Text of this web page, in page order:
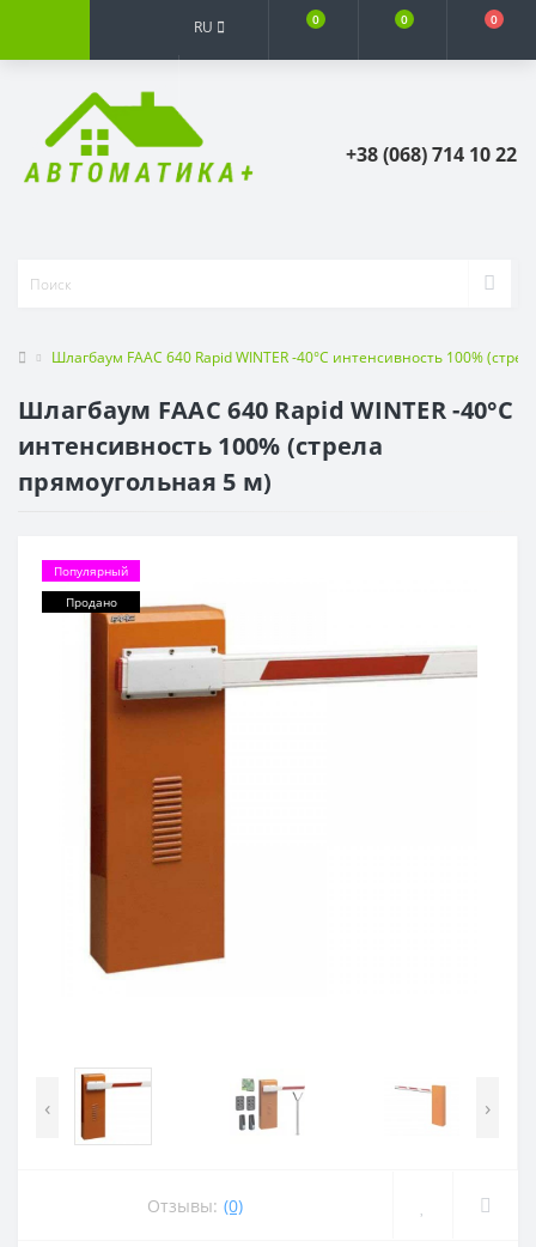
RU 0 0 0
+38 (068) 714 10 22
Шлагбаум FAAC 640 Rapid WINTER -40°C интенсивность 100%
Шлагбаум FAAC 640 Rapid WINTER -40°C
интенсивность 100% (стрела
прямоугольная 5 м)
Популярный
Продано
‹ ›
Отзывы: (0)